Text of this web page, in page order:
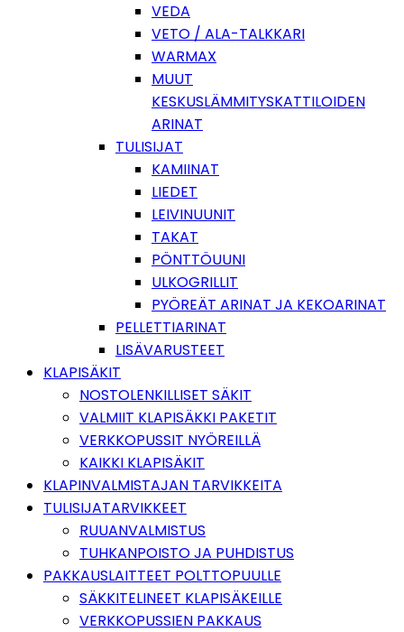
VEDA
VETO / ALA-TALKKARI
WARMAX
MUUT
KESKUSLÄMMITYSKATTILOIDEN
ARINAT
TULISIJAT
KAMIINAT
LIEDET
LEIVINUUNIT
TAKAT
PÖNTTÖUUNI
ULKOGRILLIT
PYÖREÄT ARINAT JA KEKOARINAT
PELLETTIARINAT
LISÄVARUSTEET
KLAPISÄKIT
NOSTOLENKILLISET SÄKIT
VALMIIT KLAPISÄKKI PAKETIT
VERKKOPUSSIT NYÖREILLÄ
KAIKKI KLAPISÄKIT
KLAPINVALMISTAJAN TARVIKKEITA
TULISIJATARVIKKEET
RUUANVALMISTUS
TUHKANPOISTO JA PUHDISTUS
PAKKAUSLAITTEET POLTTOPUULLE
SÄKKITELINEET KLAPISÄKEILLE
VERKKOPUSSIEN PAKKAUS